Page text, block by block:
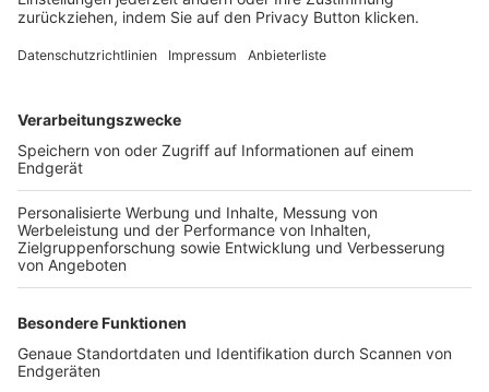
FOLGE DEM BFV
TOP-VEREINE
TOP-PARTNER